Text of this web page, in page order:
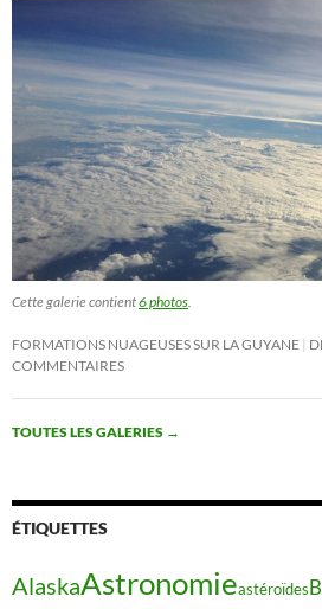
Cette galerie contient6 photos
FORMATIONS NUAGEUSES SUR LA GUYANE
COMMENTAIRES
TOUTES LES GALERIES →
ÉTIQUETTES
AlaskaAstronomieastéroïdes